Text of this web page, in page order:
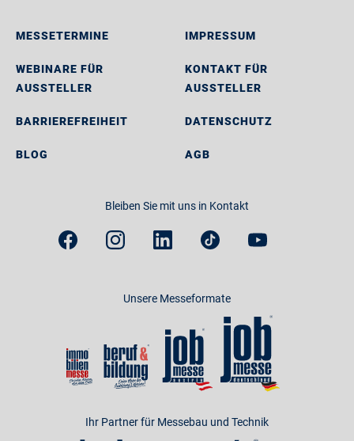
MESSETERMINE
WEBINARE FÜR
AUSSTELLER
BARRIEREFREIHEIT
BLOG
IMPRESSUM
KONTAKT FÜR
AUSSTELLER
DATENSCHUTZ
AGB
Bleiben Sie mit uns in Kontakt
Unsere Messeformate
Ihr Partner für Messebau und Technik